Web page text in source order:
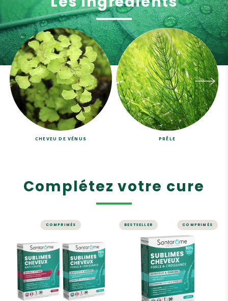
CHEVEU DE VÉNUS PRÊLE
Complétez votre cure
COMPRIMÉS
Pack Sublimes
Cheveux -
Comprimés
Un duo complémentaire
anti-chute et force &
croissance
BESTSELLER COMPRIMÉS
CHEVEUX
Sublimes
Cheveux Force &
Croissance - 30
comprimés
Boostez la croissance de
vos cheveux !